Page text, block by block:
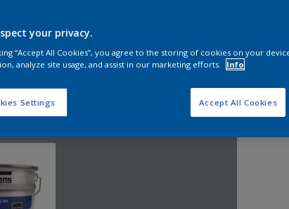
your privacy.
“Accept All Cookies”, you agree to the storing of cookies on your
analyze site usage, and assist in our marketing efforts.
Info
Settings Accept All Cookies